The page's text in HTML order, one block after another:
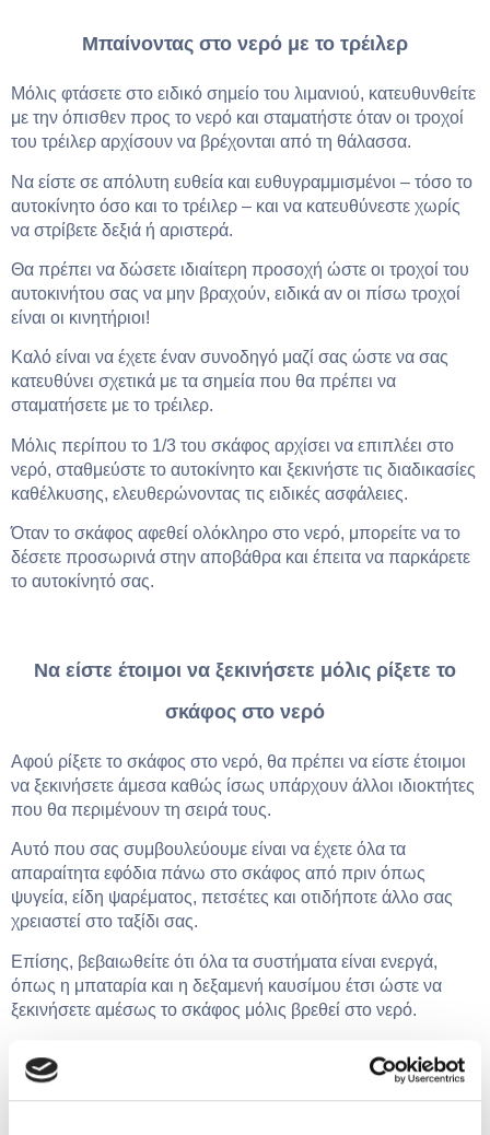
Μπαίνοντας στο νερό με το τρέιλερ
Μόλις φτάσετε στο ειδικό σημείο του λιμανιού, κατευθυνθείτε
με την όπισθεν προς το νερό και σταματήστε όταν οι τροχοί
του τρέιλερ αρχίσουν να βρέχονται από τη θάλασσα.
Να είστε σε απόλυτη ευθεία και ευθυγραμμισμένοι – τόσο το
αυτοκίνητο όσο και το τρέιλερ – και να κατευθύνεστε χωρίς
να στρίβετε δεξιά ή αριστερά.
Θα πρέπει να δώσετε ιδιαίτερη προσοχή ώστε οι τροχοί του
αυτοκινήτου σας να μην βραχούν, ειδικά αν οι πίσω τροχοί
είναι οι κινητήριοι!
Καλό είναι να έχετε έναν συνοδηγό μαζί σας ώστε να σας
κατευθύνει σχετικά με τα σημεία που θα πρέπει να
σταματήσετε με το τρέιλερ.
Μόλις περίπου το 1/3 του σκάφος αρχίσει να επιπλέει στο
νερό, σταθμεύστε το αυτοκίνητο και ξεκινήστε τις διαδικασίες
καθέλκυσης, ελευθερώνοντας τις ειδικές ασφάλειες.
Όταν το σκάφος αφεθεί ολόκληρο στο νερό, μπορείτε να το
δέσετε προσωρινά στην αποβάθρα και έπειτα να παρκάρετε
το αυτοκίνητό σας.
Να είστε έτοιμοι να ξεκινήσετε μόλις ρίξετε το
σκάφος στο νερό
Αφού ρίξετε το σκάφος στο νερό, θα πρέπει να είστε έτοιμοι
να ξεκινήσετε άμεσα καθώς ίσως υπάρχουν άλλοι ιδιοκτήτες
που θα περιμένουν τη σειρά τους.
Αυτό που σας συμβουλεύουμε είναι να έχετε όλα τα
απαραίτητα εφόδια πάνω στο σκάφος από πριν όπως
ψυγεία, είδη ψαρέματος, πετσέτες και οτιδήποτε άλλο σας
χρειαστεί στο ταξίδι σας.
Επίσης, βεβαιωθείτε ότι όλα τα συστήματα είναι ενεργά,
όπως η μπαταρία και η δεξαμενή καυσίμου έτσι ώστε να
ξεκινήσετε αμέσως το σκάφος μόλις βρεθεί στο νερό.
σας και κατευθυνθείτε άμεσα στο σκάφος για να ξεκινήσετε.